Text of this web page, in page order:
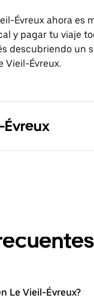
Évreux ahora es
y pagar tu viaje
descubriendo un
Vieil-Évreux.
Évreux
Le Vieil-Évreux?